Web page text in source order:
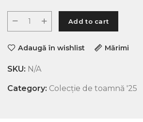
Add to cart
Adaugă în wishlist Mărimi
SKU: N/A
Category: Colecție de toamnă '25